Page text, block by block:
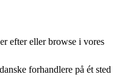
efter eller browse i vores
forhandlere på ét sted